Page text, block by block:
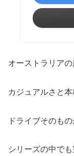
オーストラリア
カジュアルさと
ドライブそのもの
シリーズの中でも